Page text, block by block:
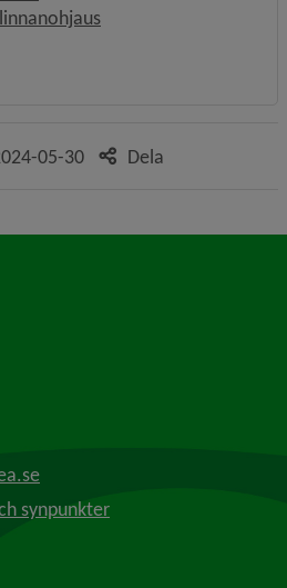
05-30 Dela
annan webbplats, öppnas i nytt
synpunkter